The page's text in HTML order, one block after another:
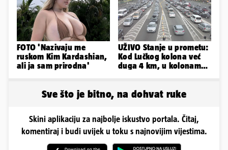
FOTO 'Nazivaju me
ruskom Kim Kardashian,
ali ja sam prirodna'
UŽIVO Stanje u prometu:
Kod Lučkog kolona već
duga 4 km, u kolonama
Sve što je bitno, na dohvat ruke
Skini aplikaciju za najbolje iskustvo portala. Čitaj,
komentiraj i budi uvijek u toku s najnovijim vijestima.